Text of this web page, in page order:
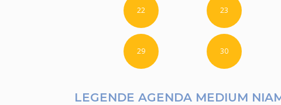
22 23
29 30
LEGENDE AGENDA MEDIUM